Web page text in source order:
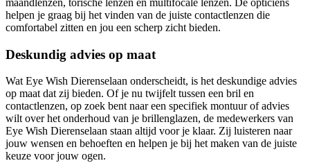
maandlenzen, torische lenzen en multifocale lenzen. De opticiens
helpen je graag bij het vinden van de juiste contactlenzen die
comfortabel zitten en jou een scherp zicht bieden.
Deskundig advies op maat
Wat Eye Wish Dierenselaan onderscheidt, is het deskundige advies
op maat dat zij bieden. Of je nu twijfelt tussen een bril en
contactlenzen, op zoek bent naar een specifiek montuur of advies
wilt over het onderhoud van je brillenglazen, de medewerkers van
Eye Wish Dierenselaan staan altijd voor je klaar. Zij luisteren naar
jouw wensen en behoeften en helpen je bij het maken van de juiste
keuze voor jouw ogen.